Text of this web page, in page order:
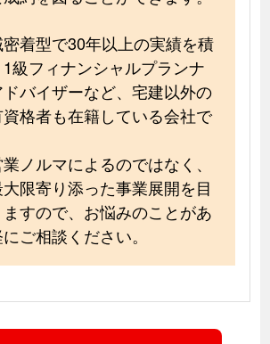
着型で30年以上の実績を積
級フィナンシャルプランナ
バイザーなど、宅建以外の
格者も在籍している会社で
ノルマによるのではなく、
限寄り添った事業展開を目
すので、お悩みのことがあ
ご相談ください。